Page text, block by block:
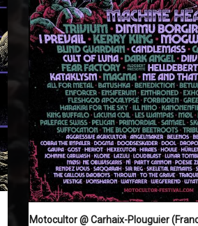
Motocultor @ Carhaix-Plouguier